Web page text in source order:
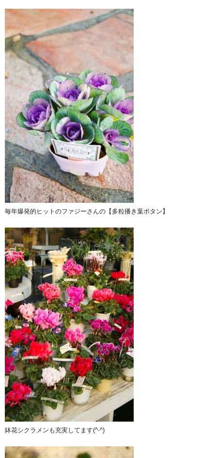
毎年爆発的ヒットのファジーさんの【多粒播き葉ボタン】
鉢花シクラメンも充実してます(^-^)